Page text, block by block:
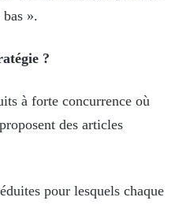
».
?
à forte concurrence où
des articles
pour lesquels chaque